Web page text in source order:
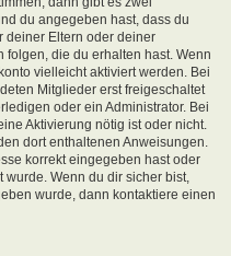
du angegeben hast, dass du
deiner Eltern oder deiner
die du erhalten hast. Wenn
vielleicht aktiviert werden. Bei
Mitglieder erst freigeschaltet
oder ein Administrator. Bei
Aktivierung nötig ist oder nicht.
dort enthaltenen Anweisungen.
korrekt eingegeben hast oder
Wenn du dir sicher bist,
wurde, dann kontaktiere einen